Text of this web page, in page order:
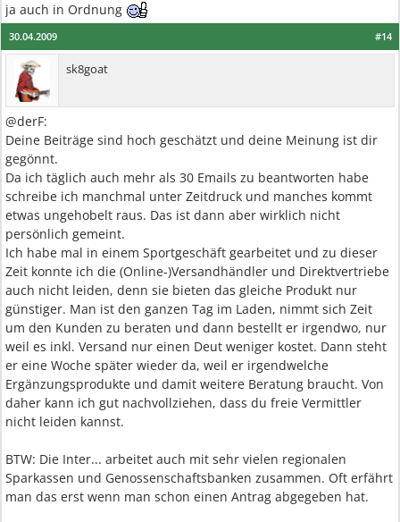
ja auch in Ordnung
#14
30.04.2009
sk8goat
@derF:
Deine Beiträge sind hoch geschätzt und deine Meinung ist dir
gegönnt.
Da ich täglich auch mehr als 30 Emails zu beantworten habe
schreibe ich manchmal unter Zeitdruck und manches kommt
etwas ungehobelt raus. Das ist dann aber wirklich nicht
persönlich gemeint.
Ich habe mal in einem Sportgeschäft gearbeitet und zu dieser
Zeit konnte ich die (Online-)Versandhändler und Direktvertriebe
auch nicht leiden, denn sie bieten das gleiche Produkt nur
günstiger. Man ist den ganzen Tag im Laden, nimmt sich Zeit
um den Kunden zu beraten und dann bestellt er irgendwo, nur
weil es inkl. Versand nur einen Deut weniger kostet. Dann steht
er eine Woche später wieder da, weil er irgendwelche
Ergänzungsprodukte und damit weitere Beratung braucht. Von
daher kann ich gut nachvollziehen, dass du freie Vermittler
nicht leiden kannst.
BTW: Die Inter... arbeitet auch mit sehr vielen regionalen
Sparkassen und Genossenschaftsbanken zusammen. Oft erfährt
man das erst wenn man schon einen Antrag abgegeben hat.